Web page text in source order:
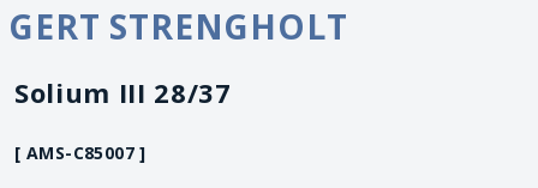
GERT STRENGHOLT
Solium III 28/37
[ AMS-C85007 ]